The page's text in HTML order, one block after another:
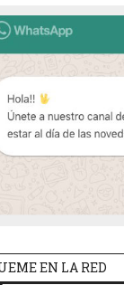
EN LA RED